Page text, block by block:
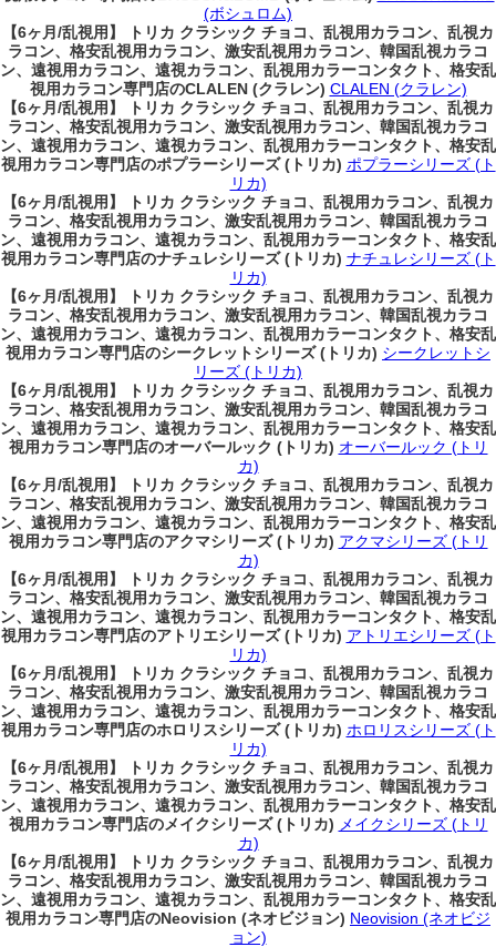
(ボシュロム)
【6ヶ月/乱視用】 トリカ クラシック チョコ、乱視用カラコン、乱視カ
ラコン、格安乱視用カラコン、激安乱視用カラコン、韓国乱視カラコ
ン、遠視用カラコン、遠視カラコン、乱視用カラーコンタクト、格安乱
視用カラコン専門店のCLALEN (クラレン) CLALEN (クラレン)
【6ヶ月/乱視用】 トリカ クラシック チョコ、乱視用カラコン、乱視カ
ラコン、格安乱視用カラコン、激安乱視用カラコン、韓国乱視カラコ
ン、遠視用カラコン、遠視カラコン、乱視用カラーコンタクト、格安乱
視用カラコン専門店のポプラーシリーズ (トリカ) ポプラーシリーズ (ト
リカ)
【6ヶ月/乱視用】 トリカ クラシック チョコ、乱視用カラコン、乱視カ
ラコン、格安乱視用カラコン、激安乱視用カラコン、韓国乱視カラコ
ン、遠視用カラコン、遠視カラコン、乱視用カラーコンタクト、格安乱
視用カラコン専門店のナチュレシリーズ (トリカ) ナチュレシリーズ (ト
リカ)
【6ヶ月/乱視用】 トリカ クラシック チョコ、乱視用カラコン、乱視カ
ラコン、格安乱視用カラコン、激安乱視用カラコン、韓国乱視カラコ
ン、遠視用カラコン、遠視カラコン、乱視用カラーコンタクト、格安乱
視用カラコン専門店のシークレットシリーズ (トリカ) シークレットシ
リーズ (トリカ)
【6ヶ月/乱視用】 トリカ クラシック チョコ、乱視用カラコン、乱視カ
ラコン、格安乱視用カラコン、激安乱視用カラコン、韓国乱視カラコ
ン、遠視用カラコン、遠視カラコン、乱視用カラーコンタクト、格安乱
視用カラコン専門店のオーバールック (トリカ) オーバールック (トリ
カ)
【6ヶ月/乱視用】 トリカ クラシック チョコ、乱視用カラコン、乱視カ
ラコン、格安乱視用カラコン、激安乱視用カラコン、韓国乱視カラコ
ン、遠視用カラコン、遠視カラコン、乱視用カラーコンタクト、格安乱
視用カラコン専門店のアクマシリーズ (トリカ) アクマシリーズ (トリ
カ)
【6ヶ月/乱視用】 トリカ クラシック チョコ、乱視用カラコン、乱視カ
ラコン、格安乱視用カラコン、激安乱視用カラコン、韓国乱視カラコ
ン、遠視用カラコン、遠視カラコン、乱視用カラーコンタクト、格安乱
視用カラコン専門店のアトリエシリーズ (トリカ) アトリエシリーズ (ト
リカ)
【6ヶ月/乱視用】 トリカ クラシック チョコ、乱視用カラコン、乱視カ
ラコン、格安乱視用カラコン、激安乱視用カラコン、韓国乱視カラコ
ン、遠視用カラコン、遠視カラコン、乱視用カラーコンタクト、格安乱
視用カラコン専門店のホロリスシリーズ (トリカ) ホロリスシリーズ (ト
リカ)
【6ヶ月/乱視用】 トリカ クラシック チョコ、乱視用カラコン、乱視カ
ラコン、格安乱視用カラコン、激安乱視用カラコン、韓国乱視カラコ
ン、遠視用カラコン、遠視カラコン、乱視用カラーコンタクト、格安乱
視用カラコン専門店のメイクシリーズ (トリカ) メイクシリーズ (トリ
カ)
【6ヶ月/乱視用】 トリカ クラシック チョコ、乱視用カラコン、乱視カ
ラコン、格安乱視用カラコン、激安乱視用カラコン、韓国乱視カラコ
ン、遠視用カラコン、遠視カラコン、乱視用カラーコンタクト、格安乱
視用カラコン専門店のNeovision (ネオビジョン) Neovision (ネオビジ
ョン)